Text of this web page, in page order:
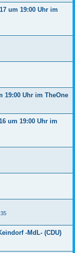
um 19:00 Uhr im
19:00 Uhr im TheOne
um 19:00 Uhr im
-MdL- (CDU)